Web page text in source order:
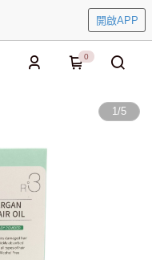
開啟APP
0
1/5